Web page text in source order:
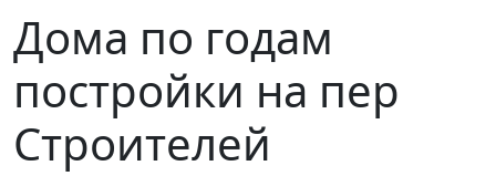
Дома по годам
постройки на пер
Строителей